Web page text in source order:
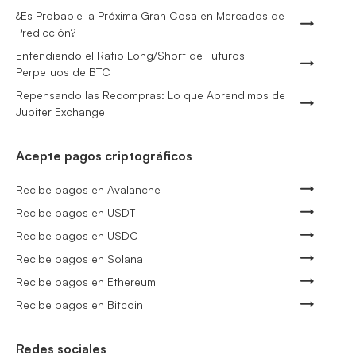
¿Es Probable la Próxima Gran Cosa en Mercados de
Predicción?
Entendiendo el Ratio Long/Short de Futuros
Perpetuos de BTC
Repensando las Recompras: Lo que Aprendimos de
Jupiter Exchange
Acepte pagos criptográficos
Recibe pagos en Avalanche
Recibe pagos en USDT
Recibe pagos en USDC
Recibe pagos en Solana
Recibe pagos en Ethereum
Recibe pagos en Bitcoin
Redes sociales